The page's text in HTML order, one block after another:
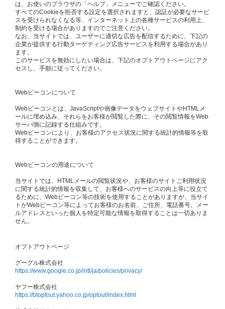
は、お使いのブラウザの「ヘルプ」メニューでご確認ください。
すべてのCookieを拒否する設定を選択されますと、認証が必要なサービ
スを受けられなくなる等、インターネット上の各種サービスの利用上、
制約を受ける場合がありますのでご注意ください。
なお、当サイトでは、ユーザーに適切な広告を配信するために、下記の
企業が提供する行動ターゲティング広告サービスを利用する場合があり
ます。
このサービスを無効にしたい場合は、下記のオプトアウトページにアク
セスし、手順に従ってください。
Webビーコンについて
Webビーコンとは、JavaScriptや画像データをウェブサイトやHTMLメ
ールに埋め込み、それらをお客様が閲覧した際に、その閲覧情報をWeb
サーバ側に記録する仕組みです。
Webビーコンにより、お客様のアクセス状況に関する統計的情報等を取
得することができます。
Webビーコンの用途について
当サイトでは、HTMLメールの閲覧状況や、お客様のサイトご利用状況
に関する統計的情報を収集して、お客様へのサービスの向上等に役立て
るために、Webビーコン等の技術を使用することがありますが、当サイ
トがWebビーコン等によってお客様のお名前、ご住所、電話番号、メー
ルアドレスといった個人を特定可能な情報を取得することは一切ありま
せん。
オプトアウトページ
グーグル株式会社
https://www.google.co.jp/intl/ja/policies/privacy/
ヤフー株式会社
https://btoptout.yahoo.co.jp/optout/index.html